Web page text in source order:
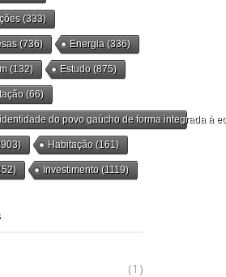
(333)
(736) Energia (336)
(132) Estudo(875)
(66)
do povo gaúcho de forma integrada à
Habitação(161)
Investimento(1119)
(1)